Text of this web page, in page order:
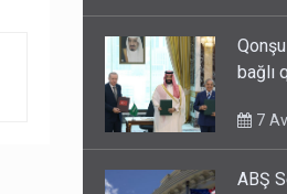
bağlı
7
ABŞ